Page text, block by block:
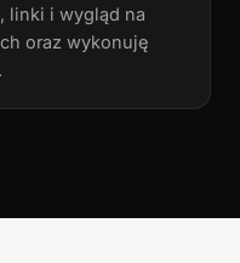
linki i wygląd na
oraz wykonuję